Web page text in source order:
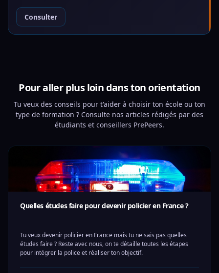
Consulter
Pour aller plus loin dans ton orientation
Tu veux des conseils pour t'aider à choisir ton école ou ton
type de formation ? Consulte nos articles rédigés par des
étudiants et conseillers PrePeers.
Quelles études faire pour devenir policier en France ?
Tu veux devenir policier en France mais tu ne sais pas quelles
études faire ? Reste avec nous, on te détaille toutes les étapes
pour intégrer la police et réaliser ton objectif.